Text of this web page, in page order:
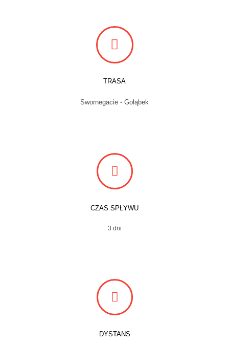
TRASA
Swornegacie - Gołąbek
CZAS SPŁYWU
3 dni
DYSTANS